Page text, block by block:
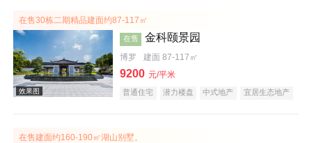
在售30栋二期精品建面约87-117㎡
在售 金科颐景园
博罗 建面 87-117㎡
9200 元/平米
普通住宅 潜力楼盘 中式地产
宜居生态地产
在售建面约160-190㎡湖山别墅。